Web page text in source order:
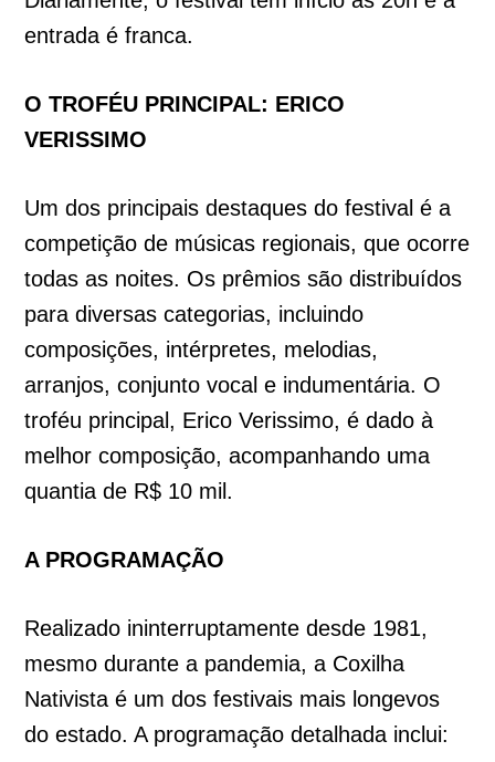
entrada é franca.
O TROFÉU PRINCIPAL: ERICO
VERISSIMO
Um dos principais destaques do festival é a
competição de músicas regionais, que ocorre
todas as noites. Os prêmios são distribuídos
para diversas categorias, incluindo
composições, intérpretes, melodias,
arranjos, conjunto vocal e indumentária. O
troféu principal, Erico Verissimo, é dado à
melhor composição, acompanhando uma
quantia de R$ 10 mil.
A PROGRAMAÇÃO
Realizado ininterruptamente desde 1981,
mesmo durante a pandemia, a Coxilha
Nativista é um dos festivais mais longevos
do estado. A programação detalhada inclui: